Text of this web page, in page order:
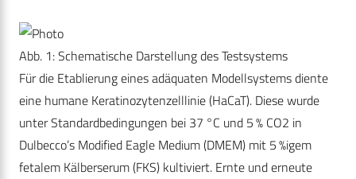
Abb. 1: Schematische Darstellung des Testsystems
Für die Etablierung eines adäquaten Modellsystems diente
eine humane Keratinozytenzelllinie (HaCaT). Diese wurde
unter Standardbedingungen bei 37 °C und 5 % CO2 in
Dulbecco’s Modified Eagle Medium (DMEM) mit 5 %igem
fetalem Kälberserum (FKS) kultiviert. Ernte und erneute